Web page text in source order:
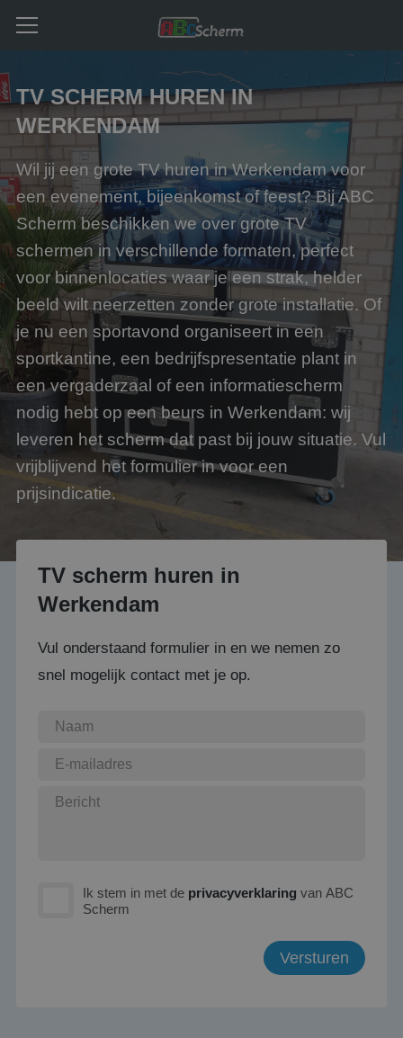
TV SCHERM HUREN IN
WERKENDAM
Wil jij een grote TV huren in Werkendam voor
een evenement, bijeenkomst of feest? Bij ABC
Scherm beschikken we over grote TV
schermen in verschillende formaten, perfect
voor binnenlocaties waar je een strak, helder
beeld wilt neerzetten zonder grote installatie. Of
je nu een sportavond organiseert in een
sportkantine, een bedrijfspresentatie plant in
een vergaderzaal of een informatiescherm
nodig hebt op een beurs in Werkendam: wij
leveren het scherm dat past bij jouw situatie. Vul
vrijblijvend het formulier in voor een
prijsindicatie.
TV scherm huren in
Werkendam
Vul onderstaand formulier in en we nemen zo
snel mogelijk contact met je op.
Ik stem in met de privacyverklaring van ABC
Scherm